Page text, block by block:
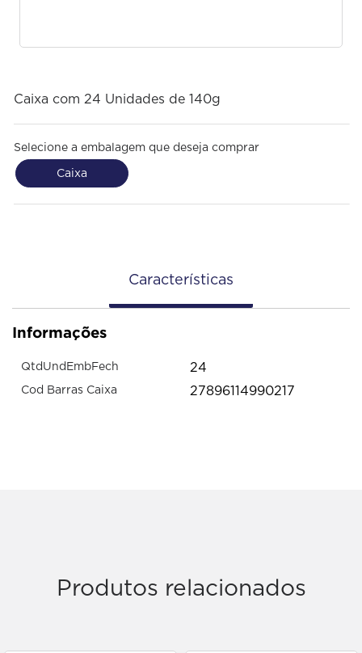
Caixa com 24 Unidades de 140g
Selecione a embalagem que deseja comprar
Caixa
Características
Informações
QtdUndEmbFech 24
Cod Barras Caixa 27896114990217
Produtos relacionados